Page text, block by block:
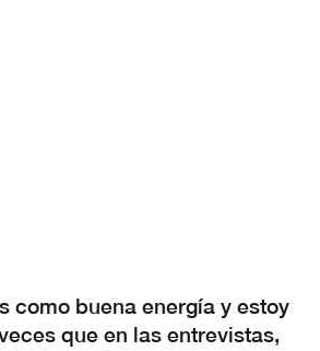
como buena energía y estoy
que en las entrevistas,